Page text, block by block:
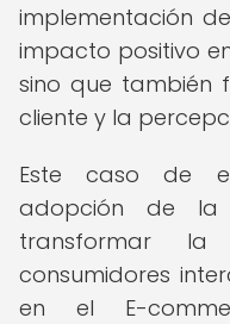
implementación
impacto positivo
sino que también
cliente y la
Este caso de
adopción de la
transformar
consumidores
en el E-